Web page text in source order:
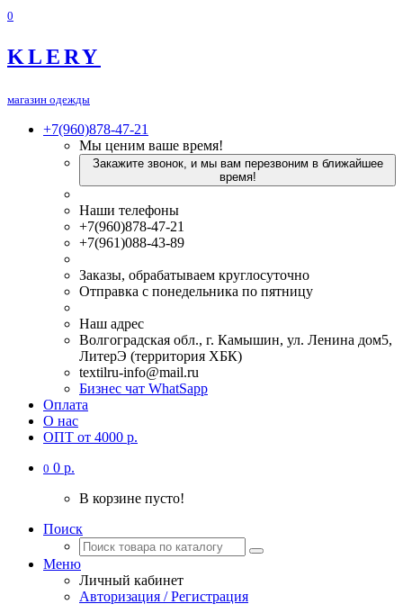
0
KLERY
магазин одежды
+7(960)878-47-21
Мы ценим ваше время!
Закажите звонок, и мы вам перезвоним в ближайшее
время!
Наши телефоны
+7(960)878-47-21
+7(961)088-43-89
Заказы, обрабатываем круглосуточно
Отправка с понедельника по пятницу
Наш адрес
Волгоградская обл., г. Камышин, ул. Ленина дом5,
ЛитерЭ (территория ХБК)
textilru-info@mail.ru
Бизнес чат WhatSapp
Оплата
О нас
ОПТ от 4000 р.
0 0 р.
В корзине пусто!
Поиск
Меню
Личный кабинет
Авторизация / Регистрация